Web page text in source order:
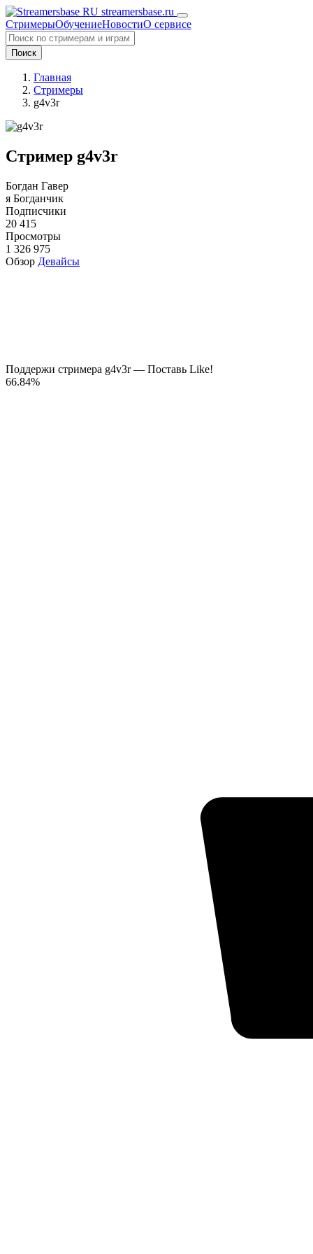
streamersbase.ru
СтримерыОбучениеНовостиО сервисе
Поиск
Главная
Стримеры
g4v3r
Стример g4v3r
Богдан Гавер
я Богданчик
Подписчики
20 415
Просмотры
1 326 975
Обзор Девайсы
Поддержи стримера g4v3r — Поставь Like!
66.84%